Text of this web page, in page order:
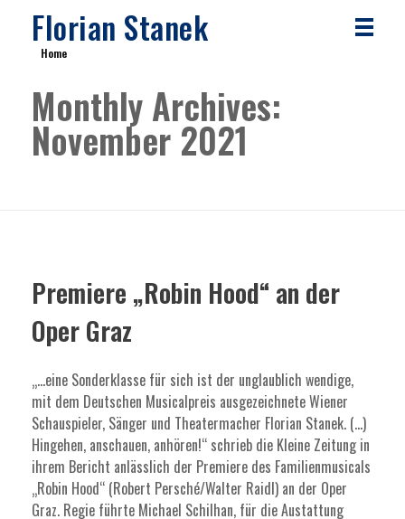
Florian Stanek
Home
Monthly Archives:
November 2021
Premiere „Robin Hood“ an der
Oper Graz
„…eine Sonderklasse für sich ist der unglaublich wendige,
mit dem Deutschen Musicalpreis ausgezeichnete Wiener
Schauspieler, Sänger und Theatermacher Florian Stanek. (…)
Hingehen, anschauen, anhören!“ schrieb die Kleine Zeitung in
ihrem Bericht anlässlich der Premiere des Familienmusicals
„Robin Hood“ (Robert Persché/Walter Raidl) an der Oper
Graz. Regie führte Michael Schilhan, für die Austattung